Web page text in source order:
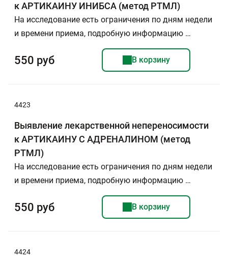
к АРТИКАИНУ ИНИБСА (метод РТМЛ)
На исследование есть ограничения по дням недели
и времени приема, подробную информацию …
550 руб В корзину
4423
Выявление лекарственной непереносимости
к АРТИКАИНУ С АДРЕНАЛИНОМ (метод
РТМЛ)
На исследование есть ограничения по дням недели
и времени приема, подробную информацию …
550 руб В корзину
4424